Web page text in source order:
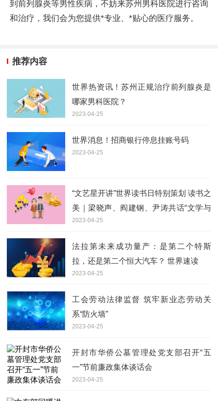
到前列腺炎等男性疾病，不妨来苏州男科医院进行咨询
和治疗，我们会为您提供*专业、*贴心的医疗服务。
推荐内容
世界热资讯！苏州正规治疗前列腺炎是
哪家男科医院？
2023-04-25
世界消息！招商银行停息挂账号码
2023-04-25
“文艺星开讲”世界读书日特别策划 读书之
美｜梁晓声、阎建钢、尹涛共话“文学与
人生”
2023-04-25
法拉第未来成功量产：是第二个特斯
拉，还是第二个恒大汽车？ 世界速读
2023-04-25
工会劳动法律监督 筑牢新业态劳动关
系“防火墙”
2023-04-25
开封市华侨公墓管理处党支部召开“五
一”节前廉政集体谈话会
2023-04-25